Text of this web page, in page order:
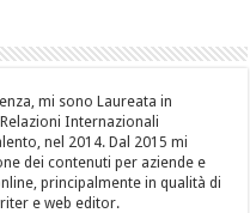
mi sono Laureata in
Internazionali
nel 2014. Dal 2015 mi
dei contenuti per aziende e
principalmente in qualità di
e web editor.